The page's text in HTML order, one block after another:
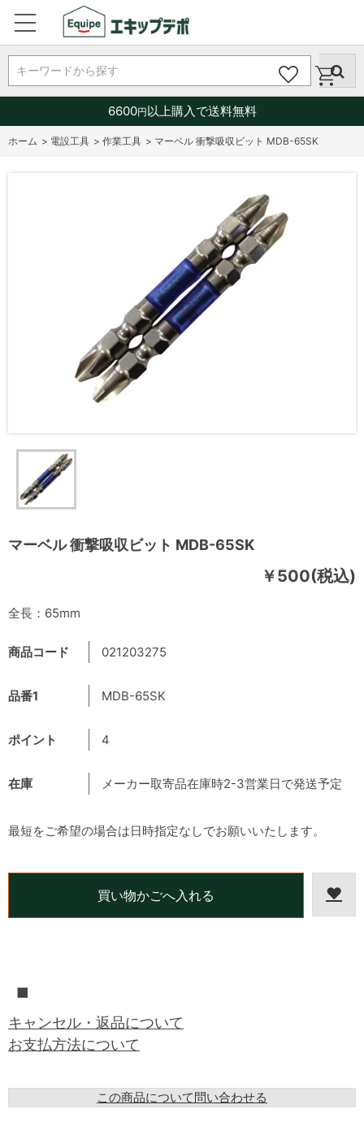
キーワードから探す
6600円以上購入で送料無料
ホーム > 電設工具 > 作業工具 > マーベル 衝撃吸収ビット MDB-65SK
マーベル 衝撃吸収ビット MDB-65SK
￥500(税込)
商品コード 021203275
品番1 MDB-65SK
ポイント 4
在庫 メーカー取寄品在庫時2-3営業日で発送予定
■
キャンセル・返品について
お支払方法について
この商品について問い合わせる
全長：65mm
最短をご希望の場合は日時指定なしでお願いいたします。